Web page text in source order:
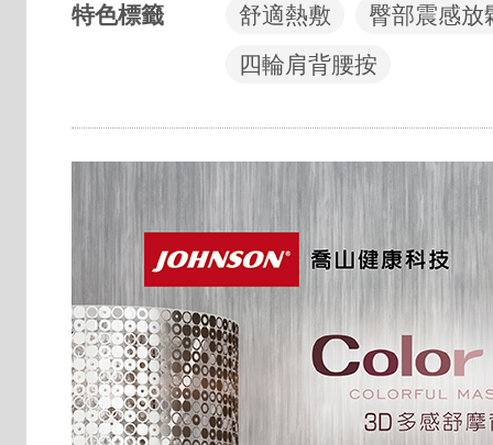
特色標籤
舒適熱敷
臀部震感放
四輪肩背腰按